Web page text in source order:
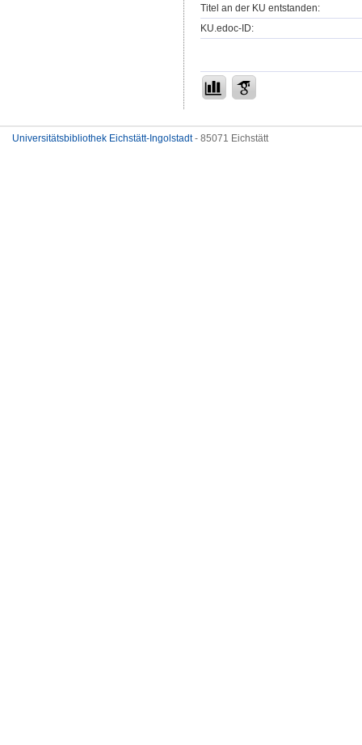
Titel an der KU entstanden:
KU.edoc-ID:
Universitätsbibliothek Eichstätt-Ingolstadt- 85071 Eichstätt